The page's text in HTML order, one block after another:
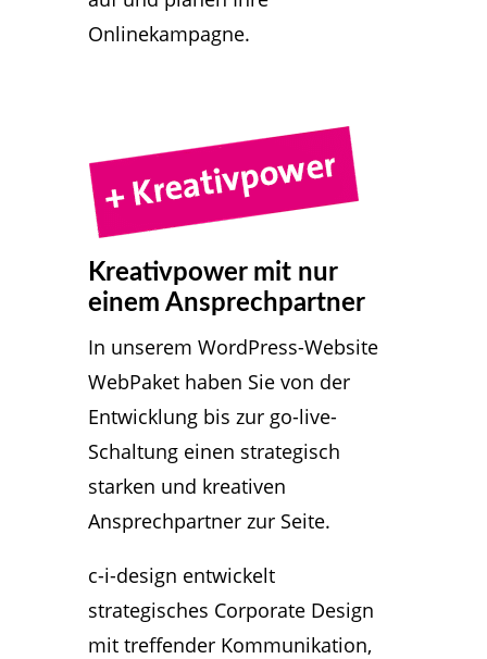
Onlinekampagne.
Kreativpower mit nur
einem Ansprechpartner
In unserem WordPress-Website
WebPaket haben Sie von der
Entwicklung bis zur go-live-
Schaltung einen strategisch
starken und kreativen
Ansprechpartner zur Seite.
c-i-design entwickelt
strategisches Corporate Design
mit treffender Kommunikation,